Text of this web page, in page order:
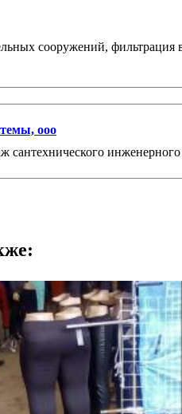
сооружений, фильтрация
ооо
сантехнического